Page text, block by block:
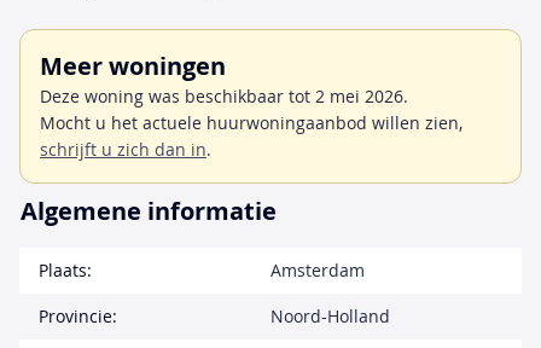
Meer woningen
Deze woning was beschikbaar tot 2 mei 2026.
Mocht u het actuele huurwoningaanbod willen zien,
schrijft u zich dan in.
Algemene informatie
Plaats:
Amsterdam
Provincie:
Noord-Holland